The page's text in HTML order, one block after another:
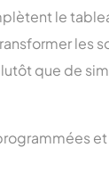
le
les
que de